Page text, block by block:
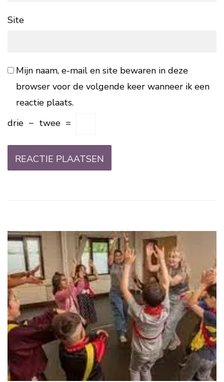
Site
Mijn naam, e-mail en site bewaren in deze
browser voor de volgende keer wanneer ik een
reactie plaats.
drie − twee =